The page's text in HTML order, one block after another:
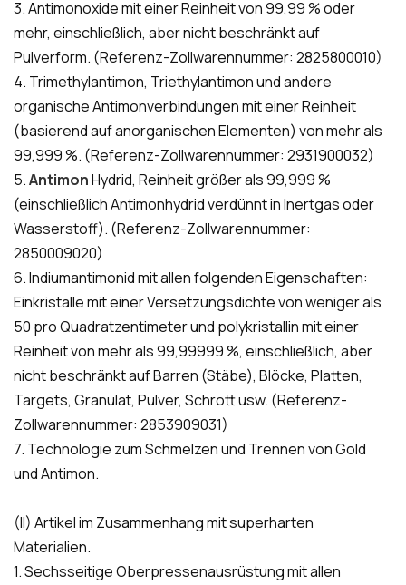
3. Antimonoxide mit einer Reinheit von 99,99 % oder
mehr, einschließlich, aber nicht beschränkt auf
Pulverform. (Referenz-Zollwarennummer: 2825800010)
4. Trimethylantimon, Triethylantimon und andere
organische Antimonverbindungen mit einer Reinheit
(basierend auf anorganischen Elementen) von mehr als
99,999 %. (Referenz-Zollwarennummer: 2931900032)
5.AntimonHydrid, Reinheit größer als 99,999 %
(einschließlich Antimonhydrid verdünnt in Inertgas oder
Wasserstoff). (Referenz-Zollwarennummer:
2850009020)
6. Indiumantimonid mit allen folgenden Eigenschaften:
Einkristalle mit einer Versetzungsdichte von weniger als
50 pro Quadratzentimeter und polykristallin mit einer
Reinheit von mehr als 99,99999 %, einschließlich, aber
nicht beschränkt auf Barren (Stäbe), Blöcke, Platten,
Targets, Granulat, Pulver, Schrott usw. (Referenz-
Zollwarennummer: 2853909031)
7. Technologie zum Schmelzen und Trennen von Gold
und Antimon.
(II) Artikel im Zusammenhang mit superharten
Materialien.
1. Sechsseitige Oberpressenausrüstung mit allen